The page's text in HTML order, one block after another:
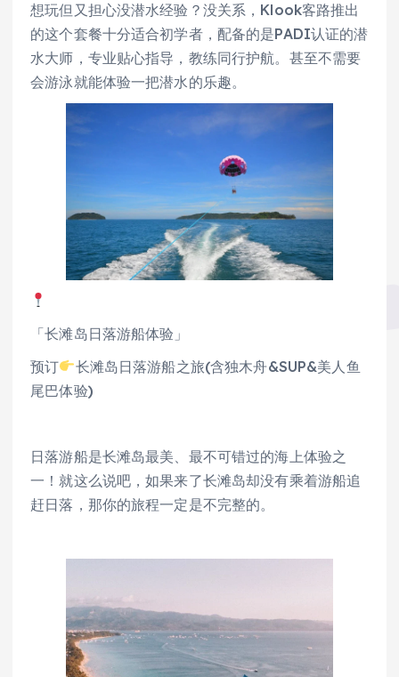
想玩但又担心没潜水经验？没关系，Klook客路推出
的这个套餐十分适合初学者，配备的是PADI认证的潜
水大师，专业贴心指导，教练同行护航。甚至不需要
会游泳就能体验一把潜水的乐趣。
「长滩岛日落游船体验」
预订
长滩岛日落游船之旅(含独木舟&SUP&美人鱼
尾巴体验)
日落游船是长滩岛最美、最不可错过的海上体验之
一！就这么说吧，如果来了长滩岛却没有乘着游船追
赶日落，那你的旅程一定是不完整的。